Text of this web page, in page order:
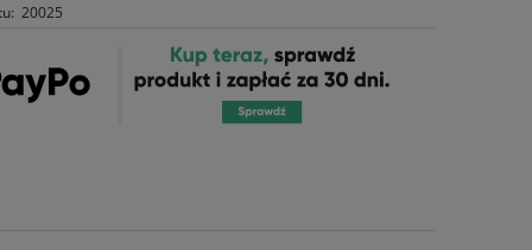
20025